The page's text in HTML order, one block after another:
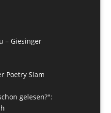
– Giesinger
Poetry Slam
gelesen?":